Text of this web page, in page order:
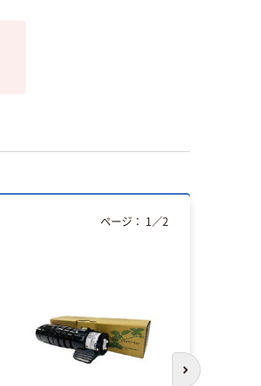
ページ： 1 ／2
次のスライド